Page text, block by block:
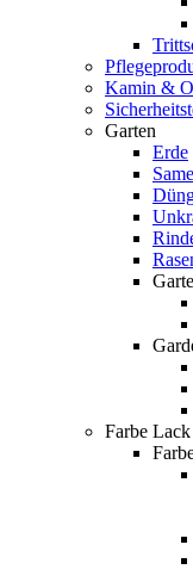
Kamin &
Garten
Erde
Farbe